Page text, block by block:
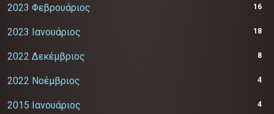
2023 Φεβρουάριος 16
2023 Ιανουάριος 18
2022 Δεκέμβριος 8
2022 Νοέμβριος 4
2015 Ιανουάριος 4